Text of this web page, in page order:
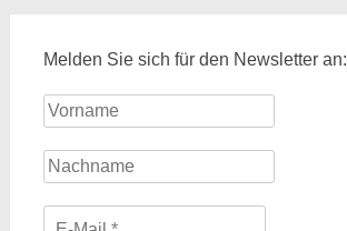
Melden Sie sich für den Newsletter an: